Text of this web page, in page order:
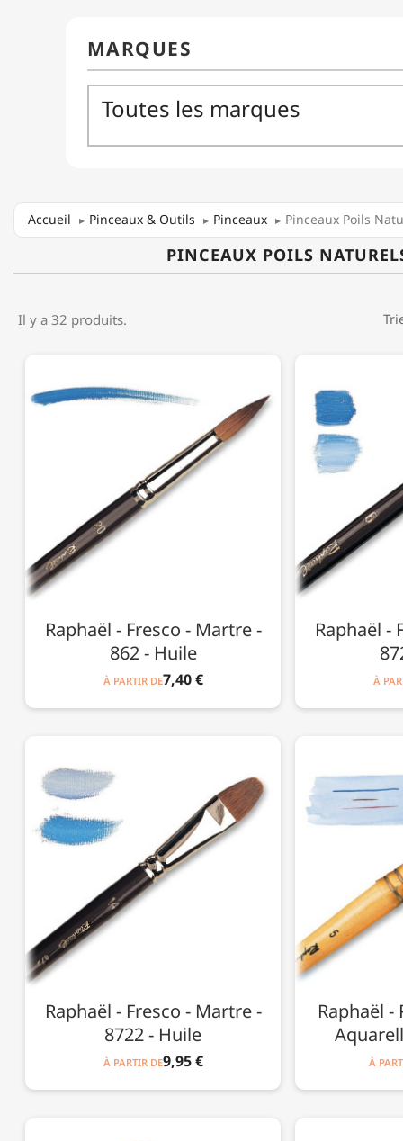
Accueil Pinceaux & Outils Pinceaux Pinceaux Poils
PINCEAUX POILS
Il y a 32 produits.
Raphaël - Fresco - Martre -
862 - Huile
À PARTIR DE7,40 €
Raphaël -
À
Raphaël - Fresco - Martre -
8722 - Huile
À PARTIR DE9,95 €
Raphaël -
À